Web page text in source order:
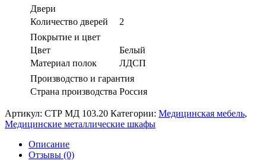
Двери
Количество дверей
2
Покрытие и цвет
Цвет
Белый
Материал полок
ЛДСП
Производство и гарантия
Страна производства Россия
Артикул: СТР МД 103.20 Категории: Медицинская мебель,
Медицинские металлические шкафы
Описание
Отзывы (0)